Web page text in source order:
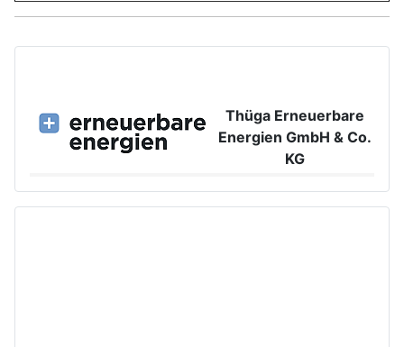
Thüga Erneuerbare
Energien GmbH & Co.
KG
www.ee.thuega.de